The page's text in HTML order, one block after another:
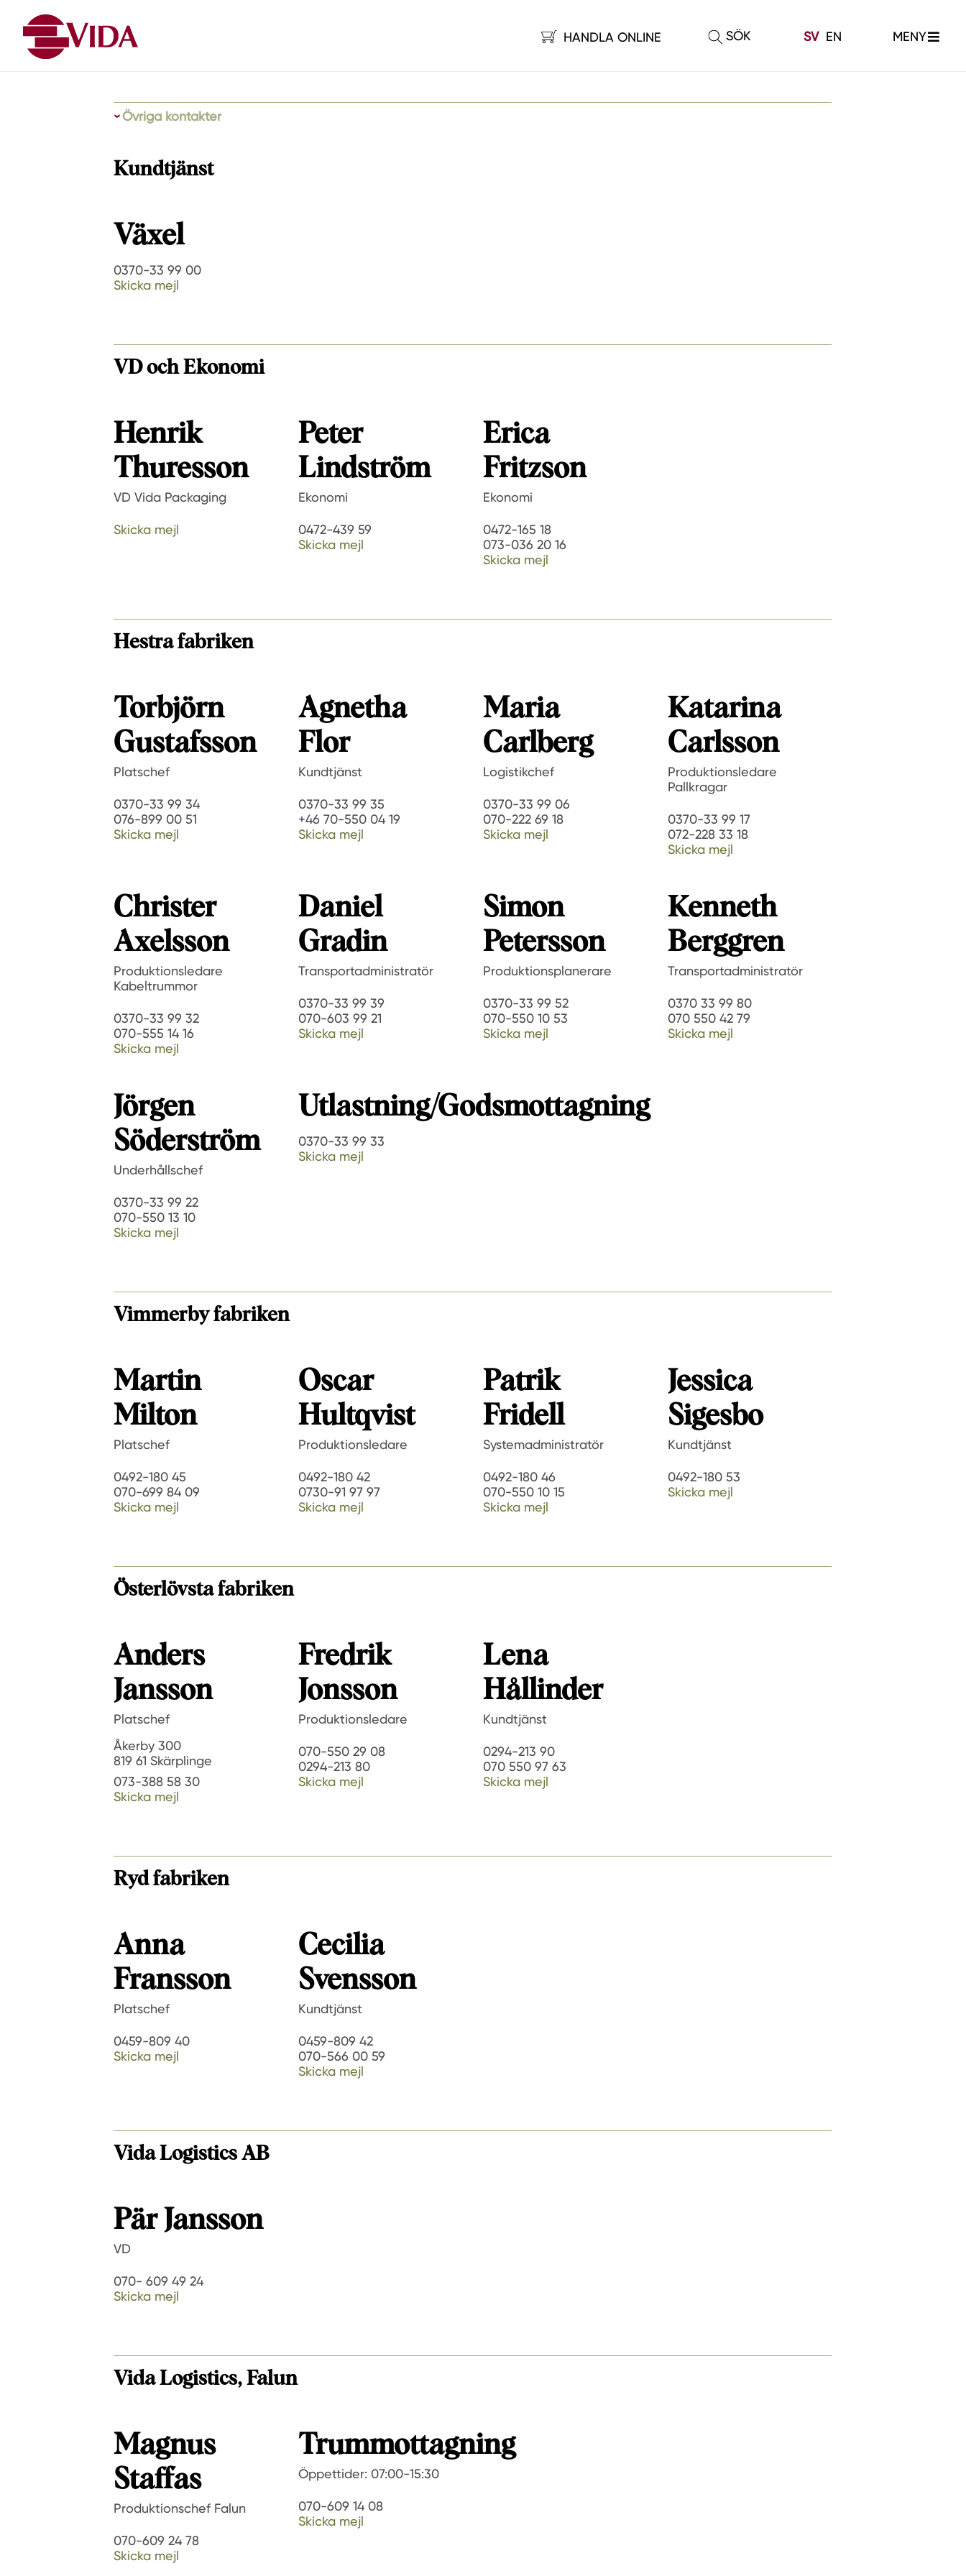
HANDLA ONLINE SÖK SV EN MENY
Övriga kontakter
Kundtjänst
Växel
0370-33 99 00
Skicka mejl
VD och Ekonomi
Henrik
Thuresson
VD Vida Packaging
Skicka mejl
Peter
Lindström
Ekonomi
0472-439 59
Skicka mejl
Erica
Fritzson
Ekonomi
0472-165 18
073-036 20 16
Skicka mejl
Hestra fabriken
Torbjörn
Gustafsson
Platschef
0370-33 99 34
076-899 00 51
Skicka mejl
Agnetha
Flor
Kundtjänst
0370-33 99 35
+46 70-550 04 19
Skicka mejl
Maria
Carlberg
Logistikchef
0370-33 99 06
070-222 69 18
Skicka mejl
Katarina
Carlsson
Produktionsledare
Pallkragar
0370-33 99 17
072-228 33 18
Skicka mejl
Christer
Axelsson
Produktionsledare
Kabeltrummor
0370-33 99 32
070-555 14 16
Skicka mejl
Daniel
Gradin
Transportadministratör
0370-33 99 39
070-603 99 21
Skicka mejl
Simon
Petersson
Produktionsplanerare
0370-33 99 52
070-550 10 53
Skicka mejl
Kenneth
Berggren
Transportadministratör
0370 33 99 80
070 550 42 79
Skicka mejl
Jörgen
Söderström
Underhållschef
0370-33 99 22
070-550 13 10
Skicka mejl
Utlastning/Godsmottagning
0370-33 99 33
Skicka mejl
Vimmerby fabriken
Martin
Milton
Platschef
0492-180 45
070-699 84 09
Skicka mejl
Oscar
Hultqvist
Produktionsledare
0492-180 42
0730-91 97 97
Skicka mejl
Patrik
Fridell
Systemadministratör
0492-180 46
070-550 10 15
Skicka mejl
Jessica
Sigesbo
Kundtjänst
0492-180 53
Skicka mejl
Österlövsta fabriken
Anders
Jansson
Platschef
Åkerby 300
819 61 Skärplinge
073-388 58 30
Skicka mejl
Fredrik
Jonsson
Produktionsledare
070-550 29 08
0294-213 80
Skicka mejl
Lena
Hållinder
Kundtjänst
0294-213 90
070 550 97 63
Skicka mejl
Ryd fabriken
Anna
Fransson
Platschef
0459-809 40
Skicka mejl
Cecilia
Svensson
Kundtjänst
0459-809 42
070-566 00 59
Skicka mejl
Vida Logistics AB
Pär Jansson
VD
070- 609 49 24
Skicka mejl
Vida Logistics, Falun
Magnus
Staffas
Produktionschef Falun
070-609 24 78
Skicka mejl
Trummottagning
Öppettider: 07:00-15:30
070-609 14 08
Skicka mejl